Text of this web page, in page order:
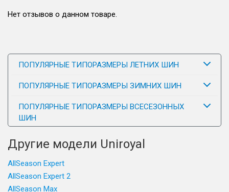
Нет отзывов о данном товаре.
ПОПУЛЯРНЫЕ ТИПОРАЗМЕРЫ ЛЕТНИХ ШИН
ПОПУЛЯРНЫЕ ТИПОРАЗМЕРЫ ЗИМНИХ ШИН
ПОПУЛЯРНЫЕ ТИПОРАЗМЕРЫ ВСЕСЕЗОННЫХ
ШИН
Другие модели Uniroyal
AllSeason Expert
AllSeason Expert 2
AllSeason Max